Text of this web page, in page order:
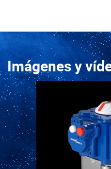
Imágenes y